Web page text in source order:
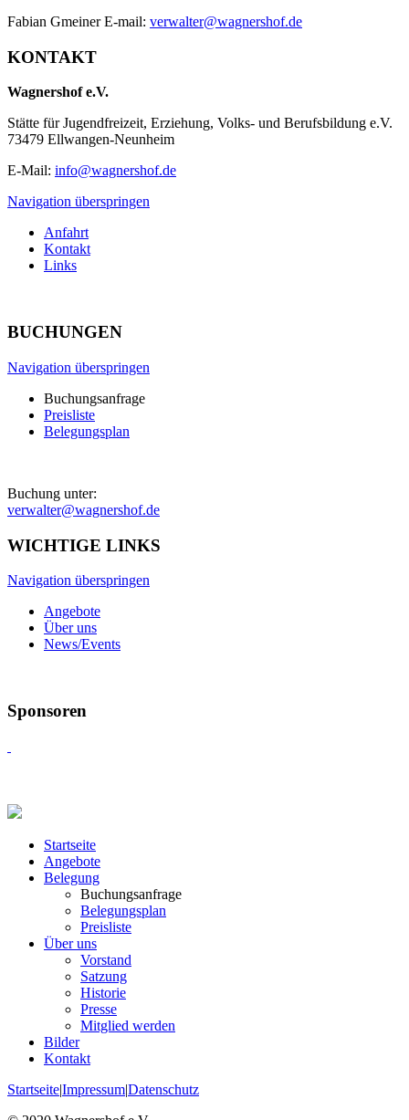
Fabian Gmeiner E-mail: verwalter@wagnershof.de
KONTAKT
Wagnershof e.V.
Stätte für Jugendfreizeit, Erziehung, Volks- und Berufsbildung e.V.
73479 Ellwangen-Neunheim
E-Mail: info@wagnershof.de
Navigation überspringen
Anfahrt
Kontakt
Links
BUCHUNGEN
Navigation überspringen
Buchungsanfrage
Preisliste
Belegungsplan
Buchung unter:
verwalter@wagnershof.de
WICHTIGE LINKS
Navigation überspringen
Angebote
Über uns
News/Events
Sponsoren
Startseite
Angebote
Belegung
Buchungsanfrage
Belegungsplan
Preisliste
Über uns
Vorstand
Satzung
Historie
Presse
Mitglied werden
Bilder
Kontakt
Startseite|Impressum|Datenschutz